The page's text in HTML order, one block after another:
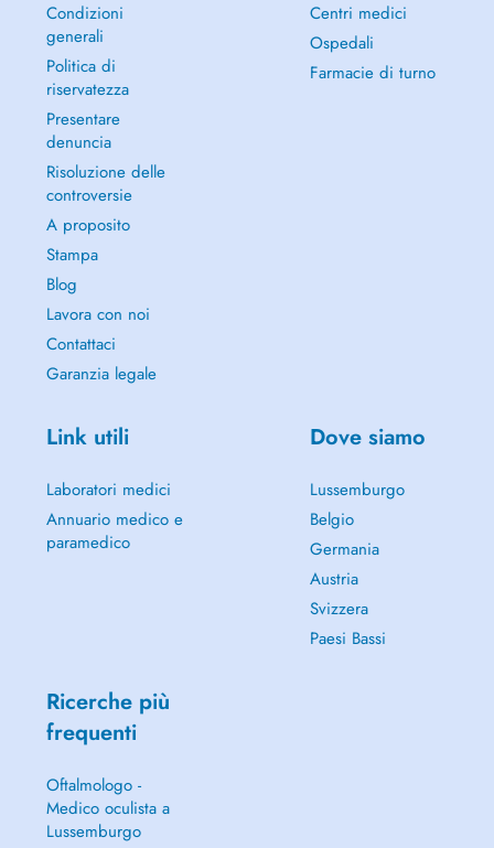
Condizioni
generali
Politica di
riservatezza
Presentare
denuncia
Risoluzione delle
controversie
A proposito
Stampa
Blog
Lavora con noi
Contattaci
Garanzia legale
Centri medici
Ospedali
Farmacie di turno
Link utili
Laboratori medici
Annuario medico e
paramedico
Dove siamo
Lussemburgo
Belgio
Germania
Austria
Svizzera
Paesi Bassi
Ricerche più
frequenti
Oftalmologo -
Medico oculista a
Lussemburgo